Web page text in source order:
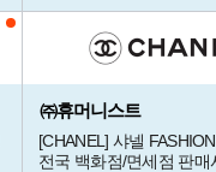
㈜휴머니스트
[CHANEL] 샤넬
전국 백화점/면세점 판매